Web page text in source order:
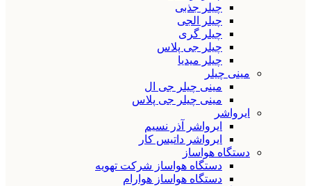
چیلر جذبی
چیلر الجی
چیلر گری
چیلر جی پلاس
چیلر میدیا
مینی چیلر
مینی چیلر جی ال
مینی چیلر جی پلاس
ایرواشر
ایرواشر آذر نسیم
ایرواشر داتیس کار
دستگاه هواساز
دستگاه هواساز شرکت تهویه
دستگاه هواساز هوارام